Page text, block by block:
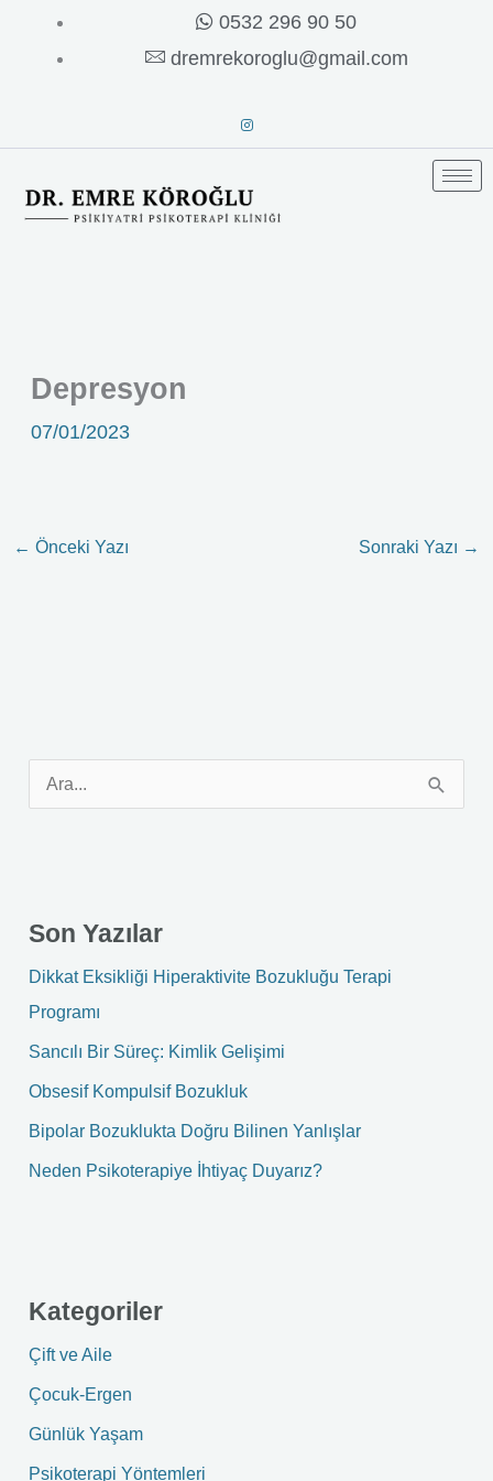
İçeriğe
0532 296 90 50
dremrekoroglu@gmail.com
Depresyon
07/01/2023
← Önceki Yazı Sonraki Yazı →
c
h
f
Son Yazılar
Dikkat Eksikliği Hiperaktivite Bozukluğu Terapi
Programı
Sancılı Bir Süreç: Kimlik Gelişimi
Obsesif Kompulsif Bozukluk
Bipolar Bozuklukta Doğru Bilinen Yanlışlar
Neden Psikoterapiye İhtiyaç Duyarız?
Kategoriler
Çift ve Aile
Çocuk-Ergen
Günlük Yaşam
Psikoterapi Yöntemleri